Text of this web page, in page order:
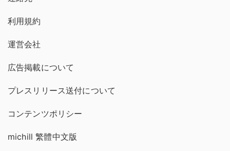
利用規約
運営会社
広告掲載について
プレスリリース送付について
コンテンツポリシー
michill 繁體中文版